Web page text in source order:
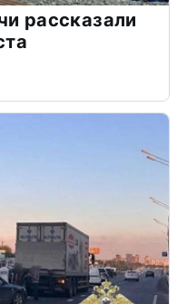
рассказали